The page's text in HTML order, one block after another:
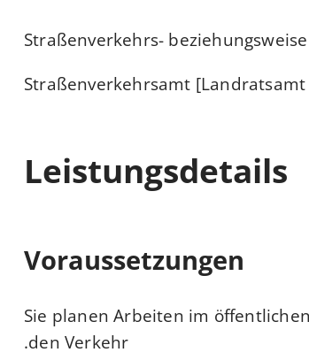
Straßenverkehrs-
Straßenverkehrsamt
Leistungsdetails
Voraussetzungen
Sie planen Arbeiten im
den Verkehr.